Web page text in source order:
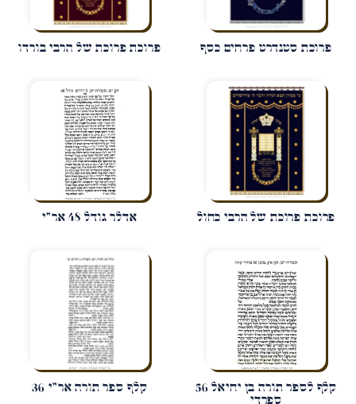
פרוכת סטנדרט פרחים כסף פרוכת פרוכת של הרבי בורדו
פרוכת פרוכת של הרבי כחול אדלר גודל 48 אר"י
קלף לספר תורה בן יחיאל 56
ספרדי
קלף ספר תורה אר"י 36